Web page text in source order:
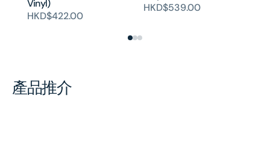
Vinyl)
HKD$422.00
HKD$539.00
產品推介